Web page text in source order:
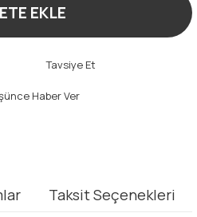
EKLE
Tavsiye Et
Haber Ver
Taksit Seçenekleri